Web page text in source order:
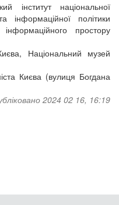
інститут національної
інформаційної політики
простору
Національний музей
Києва (вулиця Богдана
2024 02 16, 16:19